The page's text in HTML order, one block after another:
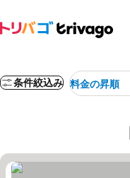
条件絞込み 料金の昇順